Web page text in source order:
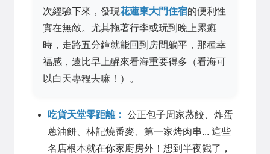
次經驗下來，發現花蓮東大門住宿的便利性
實在無敵。尤其拖著行李或玩到晚上累癱
時，走路五分鐘就能回到房間躺平，那種幸
福感，遠比早上醒來看海重要得多（看海可
以白天專程去嘛！）。
吃貨天堂零距離： 公正包子周家蒸餃、炸蛋
蔥油餅、林記燒番麥、第一家烤肉串... 這些
名店根本就在你家廚房外！想到半夜餓了，